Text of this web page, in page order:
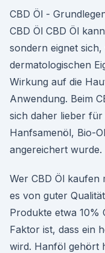
CBD Öl -
CBD Öl CBD Öl
sondern eignet
dermatologischen
Wirkung auf die
Anwendung. Beim
sich daher lieber für
Hanfsamenöl, Bio-
angereichert wurde.
Wer CBD Öl kaufen
es von guter
Produkte etwa 10%
Faktor ist, dass ein
wird. Hanföl gehört